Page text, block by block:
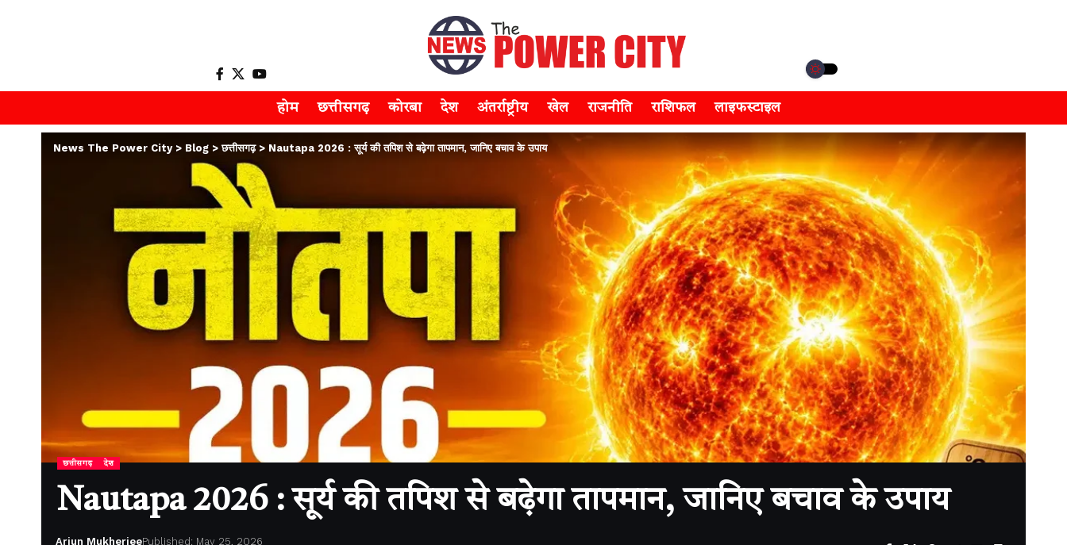
होम छत्तीसगढ़ कोरबा देश अंतर्राष्ट्रीय खेल राजनीति राशिफल लाइफस्टाइल
News The Power City> Blog >छत्तीसगढ़> Nautapa 2026 : सूर्य की तपिश से बढ़ेगा तापमान, जानिए बचाव के उपाय
छत्तीसगढ़ देश
Nautapa 2026 : सूर्य की तपिश से बढ़ेगा तापमान, जानिए बचाव के उपाय
Arjun MukherjeePublished: May 25, 2026